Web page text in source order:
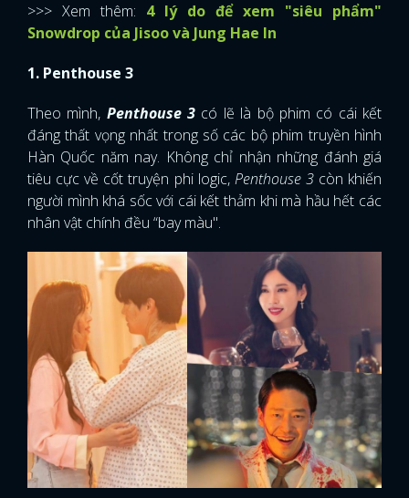
>>> Xem thêm: 4 lý do để xem "siêu phẩm"
Snowdrop của Jisoo và Jung Hae In
1. Penthouse 3
Theo mình, Penthouse 3 có lẽ là bộ phim có cái kết
đáng thất vọng nhất trong số các bộ phim truyền hình
Hàn Quốc năm nay. Không chỉ nhận những đánh giá
tiêu cực về cốt truyện phi logic, Penthouse 3 còn khiến
người mình khá sốc với cái kết thảm khi mà hầu hết các
nhân vật chính đều “bay màu".